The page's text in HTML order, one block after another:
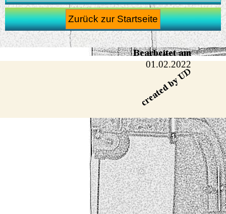
Zurück zur Startseite
01.02.2022